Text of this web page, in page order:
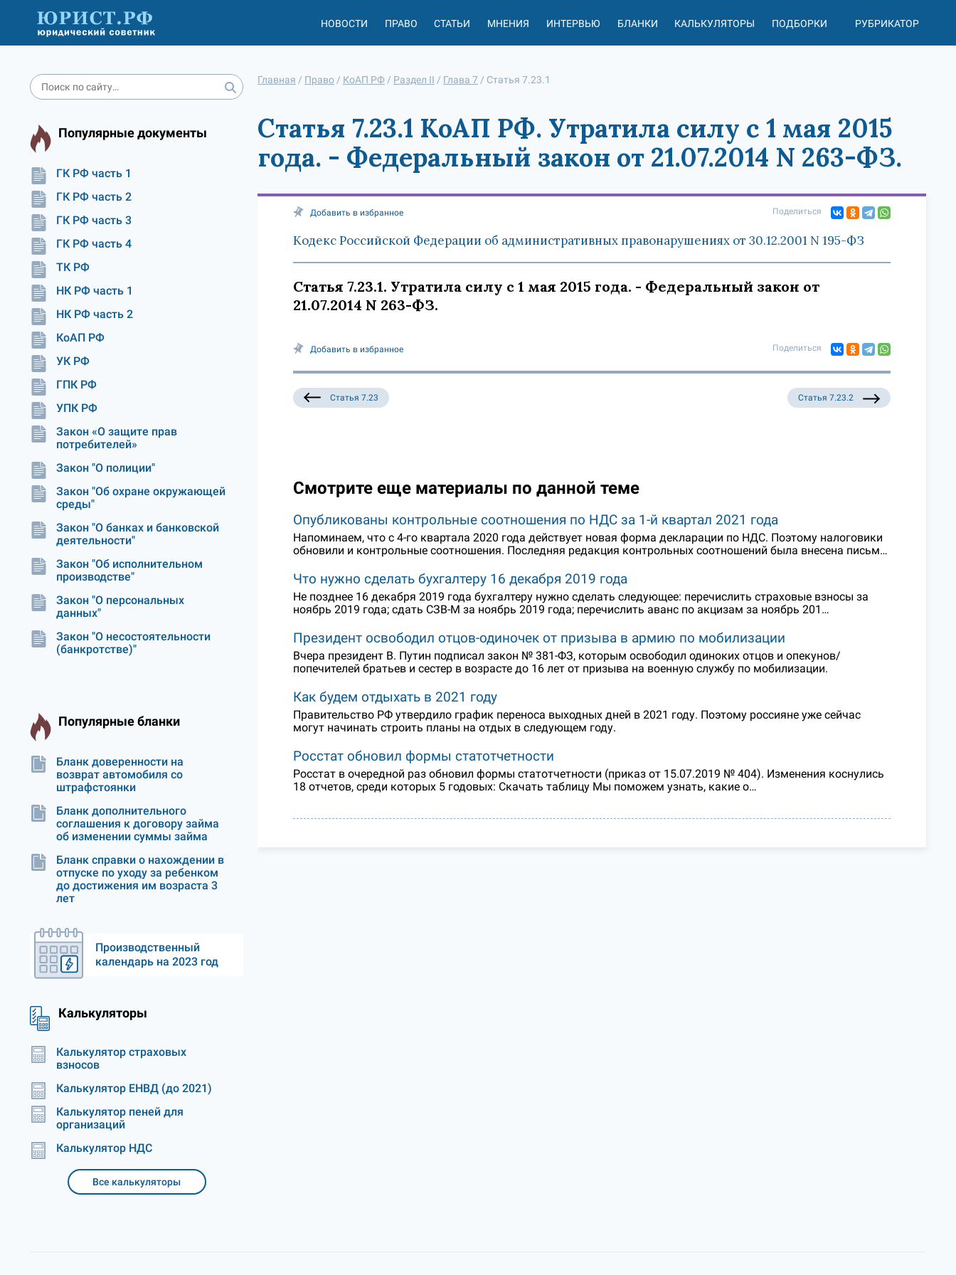
НОВОСТИ ПРАВО СТАТЬИ МНЕНИЯ ИНТЕРВЬЮ БЛАНКИ КАЛЬКУЛЯТОРЫ ПОДБОРКИ РУБРИКАТОР
Популярные документы
ГК РФ часть 1
ГК РФ часть 2
ГК РФ часть 3
ГК РФ часть 4
ТК РФ
НК РФ часть 1
НК РФ часть 2
КоАП РФ
УК РФ
ГПК РФ
УПК РФ
Закон «О защите прав
потребителей»
Закон "О полиции"
Закон "Об охране окружающей
среды"
Закон "О банках и банковской
деятельности"
Закон "Об исполнительном
производстве"
Закон "О персональных
данных"
Закон "О несостоятельности
(банкротстве)"
Популярные бланки
Бланк доверенности на
возврат автомобиля со
штрафстоянки
Бланк дополнительного
соглашения к договору займа
об изменении суммы займа
Бланк справки о нахождении в
отпуске по уходу за ребенком
до достижения им возраста 3
лет
Производственный
календарь на 2023 год
Калькуляторы
Калькулятор страховых
взносов
Калькулятор ЕНВД (до 2021)
Калькулятор пеней для
организаций
Калькулятор НДС
Все калькуляторы
Главная / Право / КоАП РФ / Раздел II / Глава 7 / Статья 7.23.1
Статья 7.23.1 КоАП РФ. Утратила силу с 1 мая 2015
года. - Федеральный закон от 21.07.2014 N 263-ФЗ.
Добавить в избранное Поделиться
Кодекс Российской Федерации об административных правонарушениях от 30.12.2001 N 195-ФЗ
Статья 7.23.1. Утратила силу с 1 мая 2015 года. - Федеральный закон от
21.07.2014 N 263-ФЗ.
Добавить в избранное Поделиться
Статья 7.23 Статья 7.23.2
Смотрите еще материалы по данной теме
Опубликованы контрольные соотношения по НДС за 1-й квартал 2021 года
Напоминаем, что с 4-го квартала 2020 года действует новая форма декларации по НДС. Поэтому налоговики
обновили и контрольные соотношения. Последняя редакция контрольных соотношений была внесена письм…
Что нужно сделать бухгалтеру 16 декабря 2019 года
Не позднее 16 декабря 2019 года бухгалтеру нужно сделать следующее: перечислить страховые взносы за
ноябрь 2019 года; сдать СЗВ-М за ноябрь 2019 года; перечислить аванс по акцизам за ноябрь 201…
Президент освободил отцов-одиночек от призыва в армию по мобилизации
Вчера президент В. Путин подписал закон № 381-ФЗ, которым освободил одиноких отцов и опекунов/
попечителей братьев и сестер в возрасте до 16 лет от призыва на военную службу по мобилизации.
Как будем отдыхать в 2021 году
Правительство РФ утвердило график переноса выходных дней в 2021 году. Поэтому россияне уже сейчас
могут начинать строить планы на отдых в следующем году.
Росстат обновил формы статотчетности
Росстат в очередной раз обновил формы статотчетности (приказ от 15.07.2019 № 404). Изменения коснулись
18 отчетов, среди которых 5 годовых: Скачать таблицу Мы поможем узнать, какие о…